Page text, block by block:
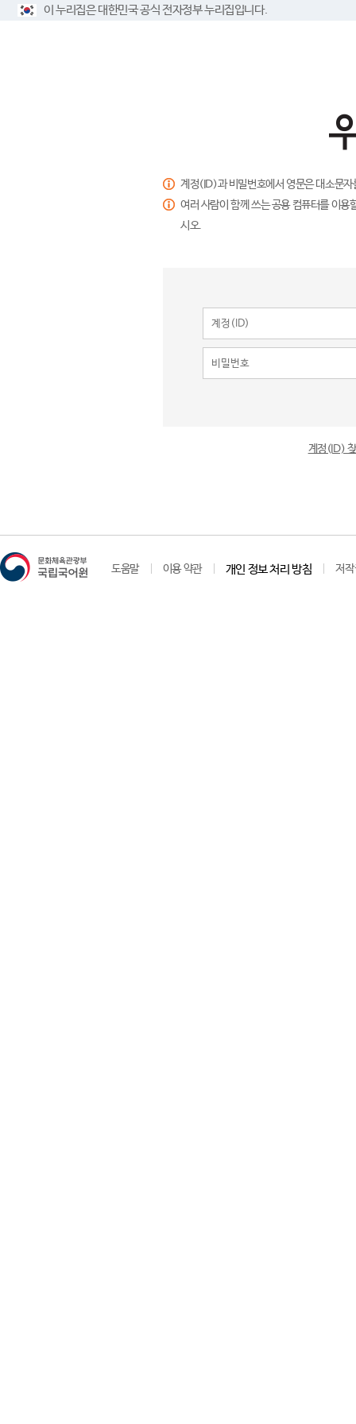
이 누리집은 대한민국 공식 전자정부 누리집입니다.
계정(ID)과 비밀번호에서 영문은 대소문
여러 사람이 함께 쓰는 공용 컴퓨터를 이
시오.
계정(ID)
도움말 이용 약관 개인 정보 처리 방침 저